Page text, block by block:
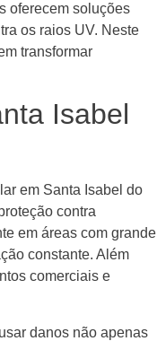
oferecem soluções
os raios UV. Neste
transformar
Isabel
em Santa Isabel do
contra
em áreas com grande
constante. Além
comerciais e
danos não apenas